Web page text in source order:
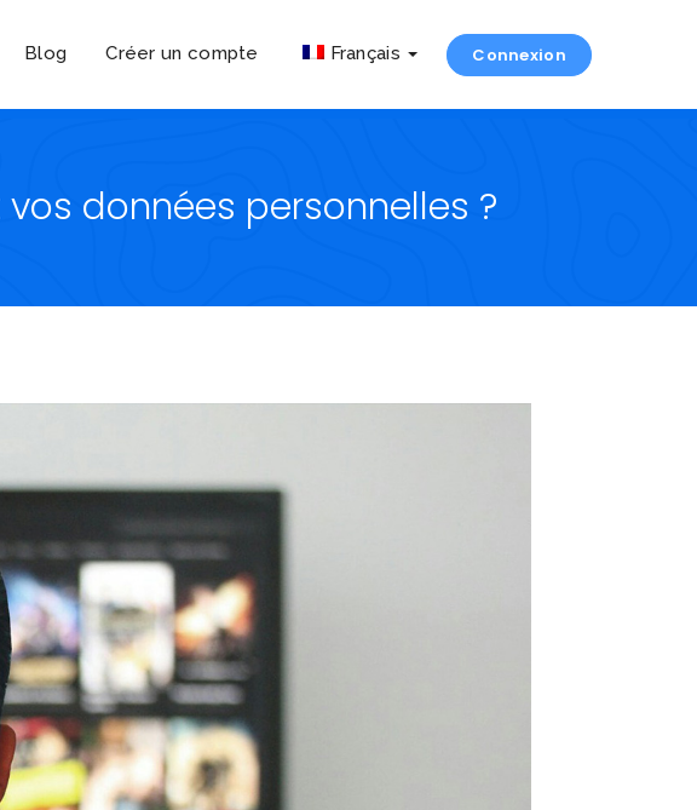
Blog Créer un compte Français Connexion
données personnelles ?